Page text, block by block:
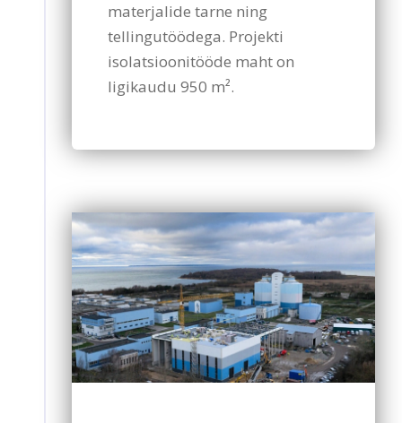
materjalide tarne ning
tellingutöödega. Projekti
isolatsioonitööde maht on
ligikaudu 950 m².